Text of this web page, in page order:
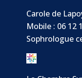
Carole de
Mobile : 06 12
Sophrologue